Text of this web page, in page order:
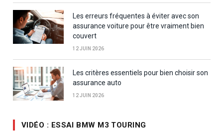
Les erreurs fréquentes à éviter avec son
assurance voiture pour être vraiment bien
couvert
12 JUIN 2026
Les critères essentiels pour bien choisir son
assurance auto
12 JUIN 2026
VIDÉO : ESSAI BMW M3 TOURING